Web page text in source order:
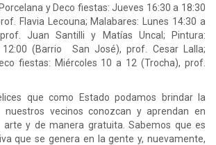
y Deco fiestas: Jueves 16:30 a 18:30
Flavia Lecouna; Malabares: Lunes 14:30 a
Juan Santilli y Matías Uncal; Pintura:
12:00 (Barrio San José), prof. Cesar Lalla;
fiestas: Miércoles 10 a 12 (Trocha), prof.
que como Estado podamos brindar la
nuestros vecinos conozcan y aprendan en
arte y de manera gratuita. Sabemos que es
que se genera en la gente y, nuevamente,